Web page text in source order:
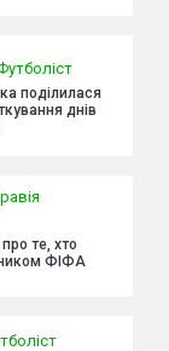
поділилася
днів
те, хто
ФІФА